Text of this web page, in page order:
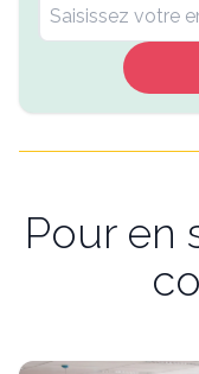
Pour en